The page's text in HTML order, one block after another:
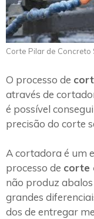
Corte Pilar de Concreto
O processo de
através de
é possível
precisão do corte
A cortadora é um
processo de corte
não produz abalos
grandes
dos de entregar